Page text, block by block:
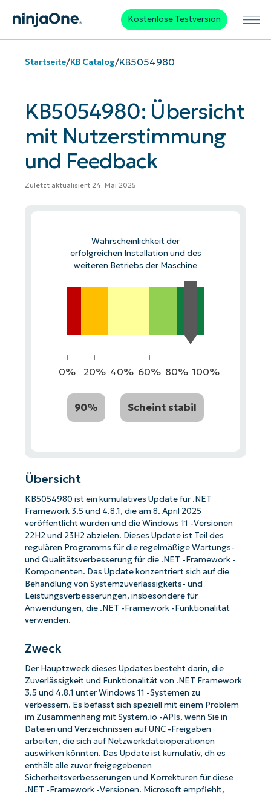
Kostenlose Testversion
Startseite/KB Catalog/KB5054980
KB5054980: Übersicht
mit Nutzerstimmung
und Feedback
Zuletzt aktualisiert 24. Mai 2025
Wahrscheinlichkeit der
erfolgreichen Installation und des
weiteren Betriebs der Maschine
0% 20% 40% 60% 80% 100%
90% Scheint stabil
Übersicht
KB5054980 ist ein kumulatives Update für .NET
Framework 3.5 und 4.8.1, die am 8. April 2025
veröffentlicht wurden und die Windows 11 -Versionen
22H2 und 23H2 abzielen. Dieses Update ist Teil des
regulären Programms für die regelmäßige Wartungs-
und Qualitätsverbesserung für die .NET -Framework -
Komponenten. Das Update konzentriert sich auf die
Behandlung von Systemzuverlässigkeits- und
Leistungsverbesserungen, insbesondere für
Anwendungen, die .NET -Framework -Funktionalität
verwenden.
Zweck
Der Hauptzweck dieses Updates besteht darin, die
Zuverlässigkeit und Funktionalität von .NET Framework
3.5 und 4.8.1 unter Windows 11 -Systemen zu
verbessern. Es befasst sich speziell mit einem Problem
im Zusammenhang mit System.io -APIs, wenn Sie in
Dateien und Verzeichnissen auf UNC -Freigaben
arbeiten, die sich auf Netzwerkdateioperationen
auswirken könnten. Das Update ist kumulativ, dh es
enthält alle zuvor freigegebenen
Sicherheitsverbesserungen und Korrekturen für diese
.NET -Framework -Versionen. Microsoft empfiehlt,